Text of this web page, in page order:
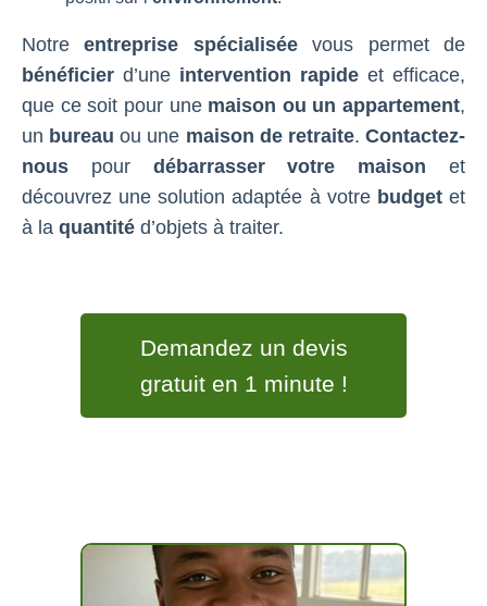
Notreentreprise spécialiséevous permet de
bénéficier d’une intervention rapide et efficace,
que ce soit pour une maison ou un appartement,
un bureau ou une maison de retraite.Contactez-
nous pour débarrasser votre maison et
découvrez une solution adaptée à votre budgetet
à la quantité d’objets à traiter.
Demandez un devis
gratuit en 1 minute !